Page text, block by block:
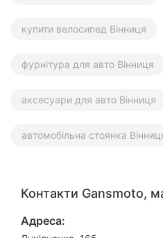
купити велосипед Вінниця
фурнітура для авто Вінниця
аксесуари для авто Вінниця
автомобільна стоянка
Контакти Gansmoto,
Адреса: